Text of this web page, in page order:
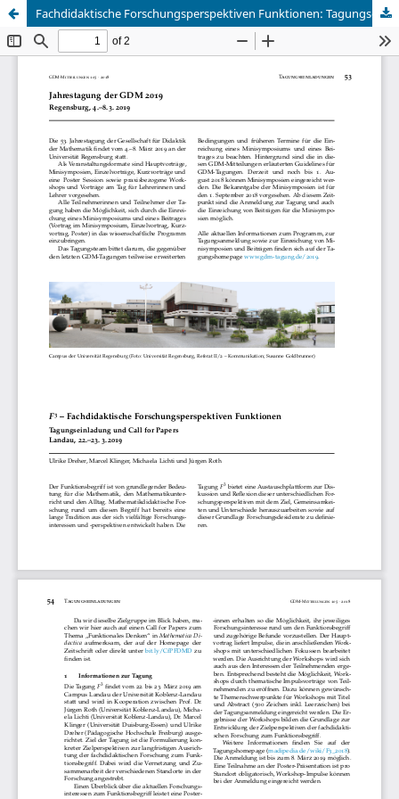
Fachdidaktische Forschungsperspektiven Funktionen: Tagungseinladung und Call for Papers